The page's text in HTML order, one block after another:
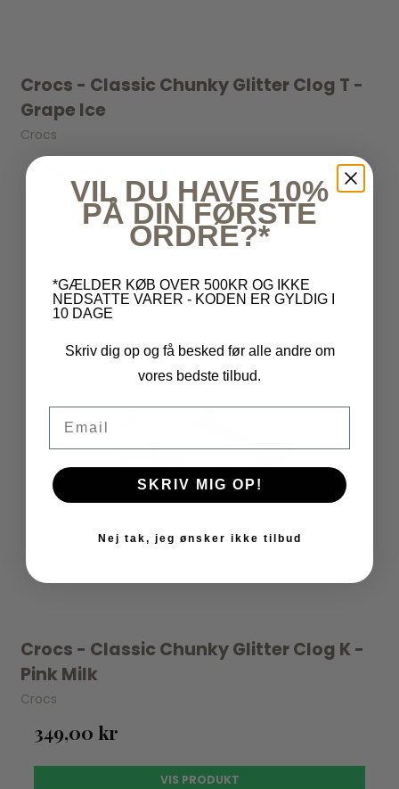
Crocs - Classic Chunky Glitter Clog T -
Grape Ice
Crocs
299,00 kr
VIS PRODUKT
Crocs - Classic Chunky Glitter Clog K -
Pink Milk
Crocs
349,00 kr
VIS PRODUKT
VIL DU HAVE 10%
PÅ DIN FØRSTE
ORDRE?*
*GÆLDER KØB OVER 500KR OG IKKE
NEDSATTE VARER - KODEN ER GYLDIG I
10 DAGE
Skriv dig op og få besked før alle andre om
vores bedste tilbud.
SKRIV MIG OP!
Nej tak, jeg ønsker ikke tilbud